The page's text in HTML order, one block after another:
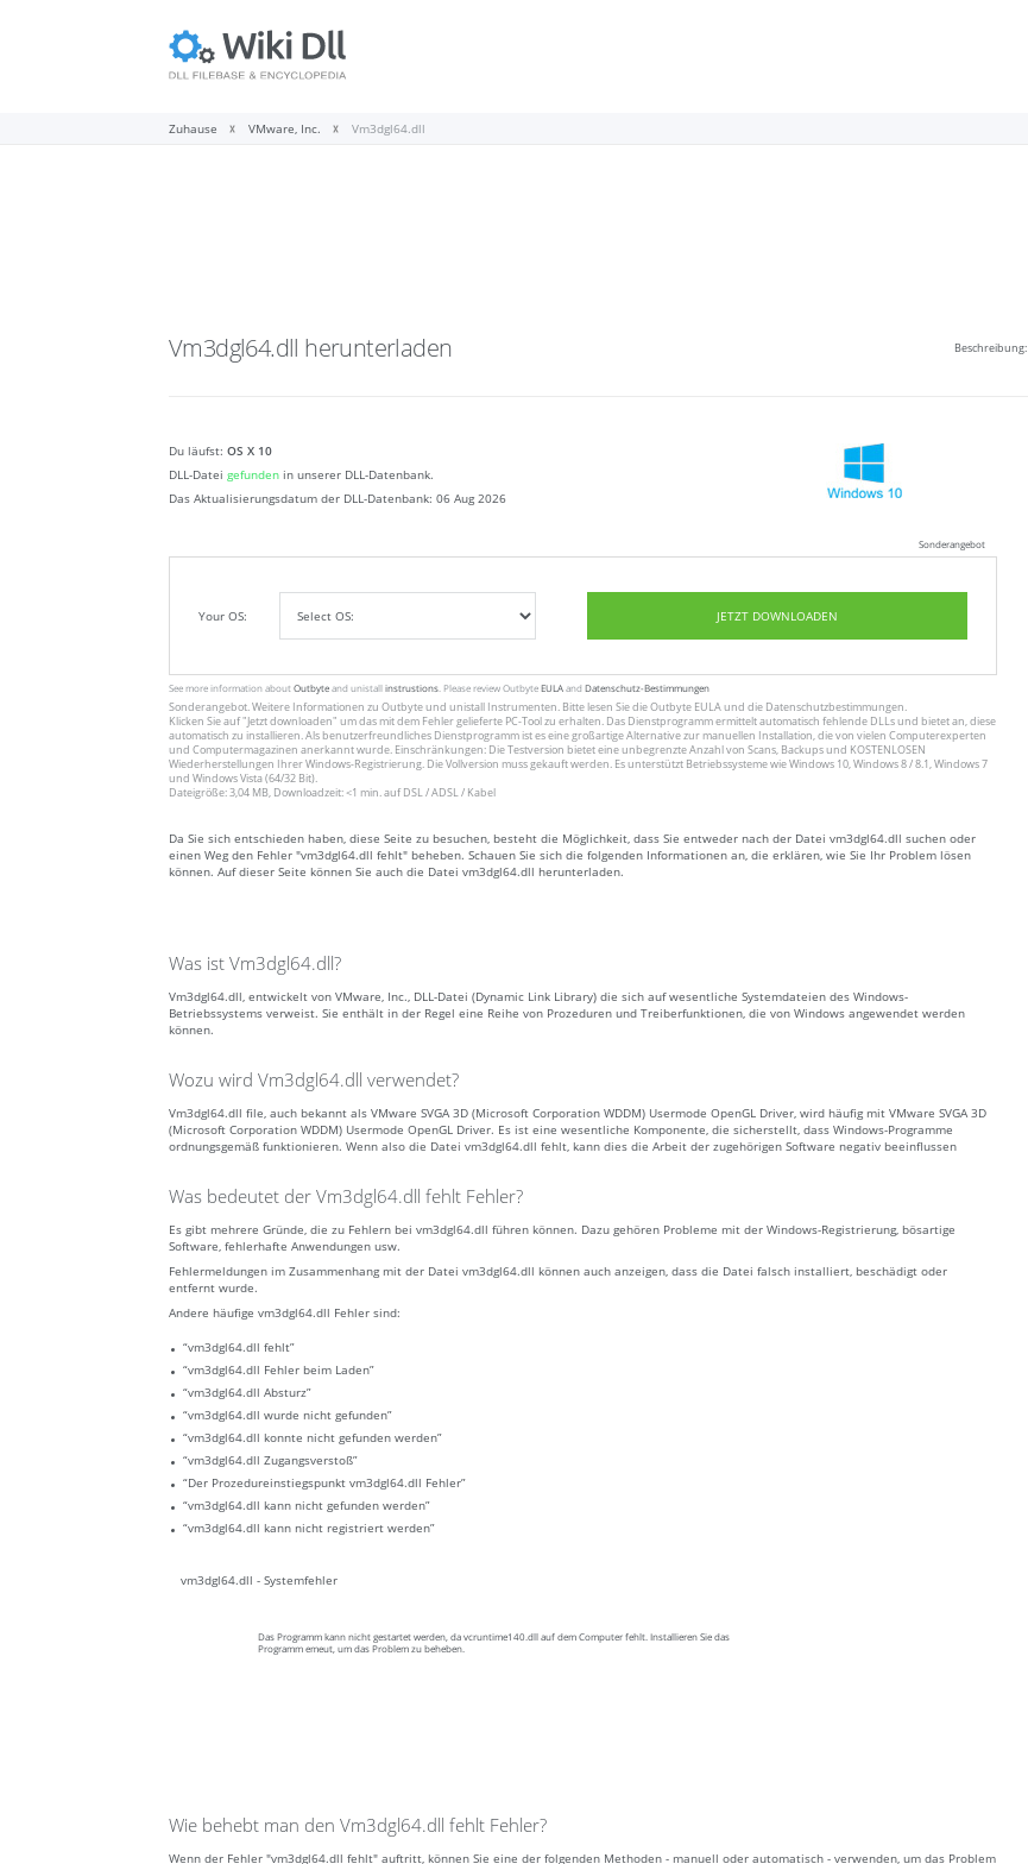
Zuhause VMware, Inc. Vm3dgl64.dll
Vm3dgl64.dll herunterladen
Beschreibung:
Du läufst: OS X 10
DLL-Datei gefunden in unserer DLL-Datenbank.
Das Aktualisierungsdatum der DLL-Datenbank: 06 Aug 2026
Sonderangebot
Your OS: JETZT DOWNLOADEN
See more information about Outbyteand unistallinstrustions . Please review OutbyteEULAandDatenschutz-Bestimmungen
Sonderangebot. Weitere Informationen zu Outbyteund unistall Instrumenten. Bitte lesen Sie die Outbyte EULAund die Datenschutzbestimmungen.
Klicken Sie auf"Jetzt downloaden" um das mit dem Fehler gelieferte PC-Tool zu erhalten. Das Dienstprogramm ermittelt automatisch fehlende DLLs und bietet an, diese
automatisch zu installieren. Als benutzerfreundliches Dienstprogramm ist es eine großartige Alternative zur manuellen Installation, die von vielen Computerexperten
und Computermagazinen anerkannt wurde. Einschränkungen: Die Testversion bietet eine unbegrenzte Anzahl von Scans, Backups und KOSTENLOSEN
Wiederherstellungen Ihrer Windows-Registrierung. Die Vollversion muss gekauft werden. Es unterstützt Betriebssysteme wie Windows 10, Windows 8 / 8.1, Windows 7
und Windows Vista (64/32 Bit).
Dateigröße: 3,04 MB, Downloadzeit: <1 min. auf DSL / ADSL / Kabel
Da Sie sich entschieden haben, diese Seite zu besuchen, besteht die Möglichkeit, dass Sie entweder nach der Datei vm3dgl64.dll suchen oder
einen Weg den Fehler "vm3dgl64.dll fehlt" beheben. Schauen Sie sich die folgenden Informationen an, die erklären, wie Sie Ihr Problem lösen
können. Auf dieser Seite können Sie auch die Datei vm3dgl64.dll herunterladen.
Was ist Vm3dgl64.dll?
Vm3dgl64.dll, entwickelt von VMware, Inc., DLL-Datei (Dynamic Link Library) die sich auf wesentliche Systemdateien des Windows-
Betriebssystems verweist. Sie enthält in der Regel eine Reihe von Prozeduren und Treiberfunktionen, die von Windows angewendet werden
können.
Wozu wird Vm3dgl64.dll verwendet?
Vm3dgl64.dll file, auch bekannt als VMware SVGA 3D (Microsoft Corporation WDDM) Usermode OpenGL Driver, wird häufig mit VMware SVGA 3D
(Microsoft Corporation WDDM) Usermode OpenGL Driver. Es ist eine wesentliche Komponente, die sicherstellt, dass Windows-Programme
ordnungsgemäß funktionieren. Wenn also die Datei vm3dgl64.dll fehlt, kann dies die Arbeit der zugehörigen Software negativ beeinflussen
Was bedeutet der Vm3dgl64.dll fehlt Fehler?
Es gibt mehrere Gründe, die zu Fehlern bei vm3dgl64.dll führen können. Dazu gehören Probleme mit der Windows-Registrierung, bösartige
Software, fehlerhafte Anwendungen usw.
Fehlermeldungen im Zusammenhang mit der Datei vm3dgl64.dll können auch anzeigen, dass die Datei falsch installiert, beschädigt oder
entfernt wurde.
Andere häufige vm3dgl64.dll Fehler sind:
“vm3dgl64.dll fehlt”
“vm3dgl64.dll Fehler beim Laden”
“vm3dgl64.dll Absturz”
“vm3dgl64.dll wurde nicht gefunden”
“vm3dgl64.dll konnte nicht gefunden werden”
“vm3dgl64.dll Zugangsverstoß”
“Der Prozedureinstiegspunkt vm3dgl64.dll Fehler”
“vm3dgl64.dll kann nicht gefunden werden”
“vm3dgl64.dll kann nicht registriert werden”
vm3dgl64.dll - Systemfehler
Das Programm kann nicht gestartet werden, da vcruntime140.dll auf dem Computer fehlt. Installieren Sie das
Programm emeut, um das Problem zu beheben.
Wie behebt man den Vm3dgl64.dll fehlt Fehler?
Wenn der Fehler "vm3dgl64.dll fehlt" auftritt, können Sie eine der folgenden Methoden - manuell oder automatisch - verwenden, um das Problem